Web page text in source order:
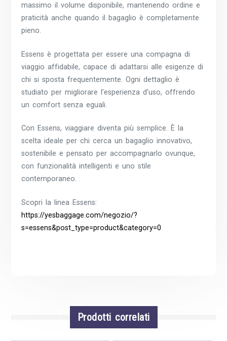
massimo il volume disponibile, mantenendo ordine e
praticità anche quando il bagaglio è completamente
pieno.
Essens è progettata per essere una compagna di
viaggio affidabile, capace di adattarsi alle esigenze di
chi si sposta frequentemente. Ogni dettaglio è
studiato per migliorare l’esperienza d’uso, offrendo
un comfort senza eguali.
Con Essens, viaggiare diventa più semplice. È la
scelta ideale per chi cerca un bagaglio innovativo,
sostenibile e pensato per accompagnarlo ovunque,
con funzionalità intelligenti e uno stile
contemporaneo.
Scopri la linea Essens:
https://yesbaggage.com/negozio/?
s=essens&post_type=product&category=0
Prodotti correlati